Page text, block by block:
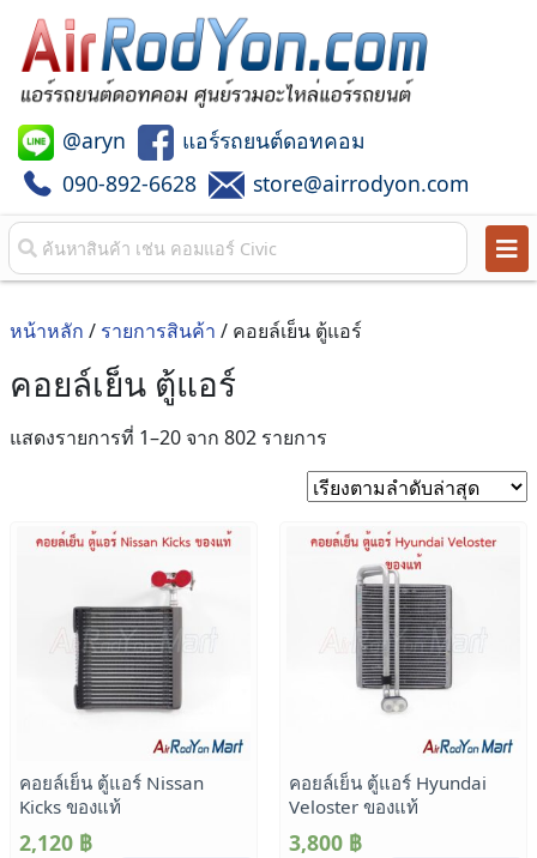
@aryn
แอร์รถยนต์ดอทคอม
090-892-6628
store@airrodyon.com
หน้าหลัก / รายการสินค้า / คอยล์เย็น ตู้แอร์
คอยล์เย็น ตู้แอร์
แสดงรายการที่ 1–20 จาก 802 รายการ
by
latest
คอยล์เย็น ตู้แอร์ Nissan
Kicks ของแท้
2,120 ฿
คอยล์เย็น ตู้แอร์ Hyundai
Veloster ของแท้
3,800 ฿